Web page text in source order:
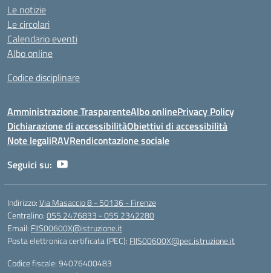
Le notizie
Le circolari
Calendario eventi
Albo online
Codice disciplinare
Amministrazione TrasparenteAlbo onlinePrivacy Policy
Dichiarazione di accessibilitàObiettivi di accessibilità
Note legaliRAVRendicontazione sociale
Seguici su:
Indirizzo:Via Masaccio 8 - 50136 - Firenze
Centralino:055 2476833 - 055 2342280
Email: FIIS00600X@istruzione.it
Posta elettronica certificata (PEC): FIIS00600X@pec.istruzione.it
Codice fiscale: 94076400483